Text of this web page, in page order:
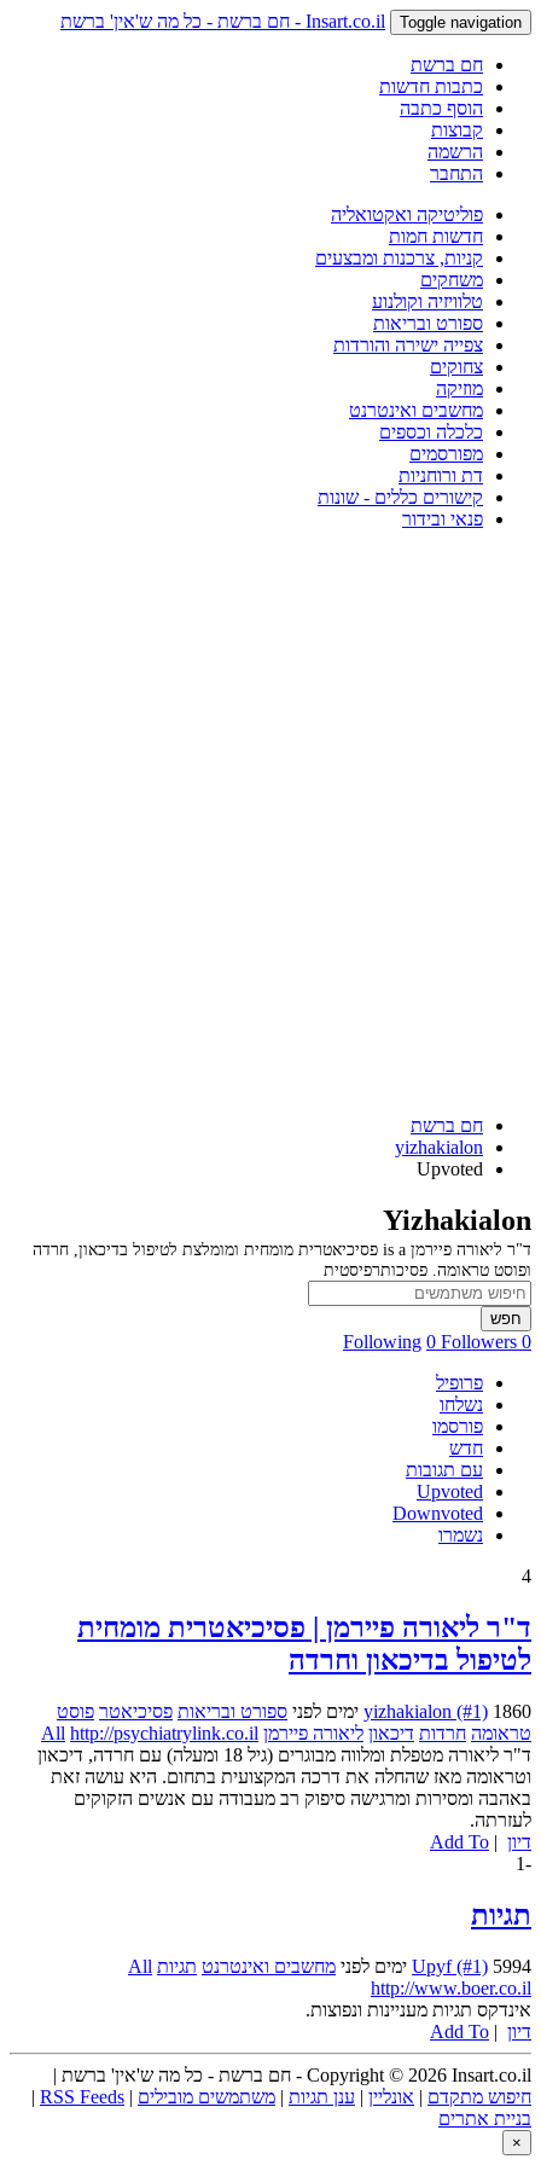
Toggle navigation Insart.co.il - חם ברשת - כל מה ש'אין' ברשת
חם ברשת
כתבות חדשות
הוסף כתבה
קבוצות
הרשמה
התחבר
פוליטיקה ואקטואליה
חדשות חמות
קניות, צרכנות ומבצעים
משחקים
טלוויזיה וקולנוע
ספורט ובריאות
צפייה ישירה והורדות
צחוקים
מוזיקה
מחשבים ואינטרנט
כלכלה וכספים
מפורסמים
דת ורוחניות
קישורים כללים - שונות
פנאי ובידור
חם ברשת
yizhakialon
Upvoted
Yizhakialon
ד"ר ליאורה פיירמן is a פסיכיאטרית מומחית ומומלצת לטיפול בדיכאון, חרדה
ופוסט טראומה. פסיכותרפיסטית
חפש
0 Following
0 Followers
פרופיל
נשלחו
פורסמו
חדש
עם תגובות
Upvoted
Downvoted
נשמרו
4
ד"ר ליאורה פיירמן | פסיכיאטרית מומחית
לטיפול בדיכאון וחרדה
yizhakialon (#1) 1860 ימים לפני ספורט ובריאות פסיכיאטר פוסט
טראומה חרדות דיכאון ליאורה פיירמן All http://psychiatrylink.co.il
ד"ר ליאורה מטפלת ומלווה מבוגרים (גיל 18 ומעלה) עם חרדה, דיכאון
וטראומה מאז שהחלה את דרכה המקצועית בתחום. היא עושה זאת
באהבה ומסירות ומרגישה סיפוק רב מעבודה עם אנשים הזקוקים
לעזרתה.
דיון |
Add To
-1
תגיות
Upyf (#1) 5994 ימים לפני מחשבים ואינטרנט תגיות All
http://www.boer.co.il
אינדקס תגיות מעניינות ונפוצות.
דיון |
Add To
Copyright © 2026 Insart.co.il - חם ברשת - כל מה ש'אין' ברשת |
חיפוש מתקדם | אונליין | ענן תגיות | משתמשים מובילים |
RSS Feeds
|
בניית אתרים
×